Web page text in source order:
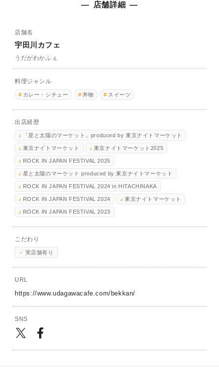
店舗詳細
店舗名
宇田川カフェ
うだがわかふぇ
料理ジャンル
カレー・シチュー 丼物 スイーツ
出店経歴
「星と太陽のマーケット」produced by 東京ナイトマーケット
東京ナイトマーケット 東京ナイトマーケット2025
ROCK IN JAPAN FESTIVAL 2025
星と太陽のマーケット produced by 東京ナイトマーケット
ROCK IN JAPAN FESTIVAL 2024 in HITACHINAKA
ROCK IN JAPAN FESTIVAL 2024 東京ナイトマーケット
ROCK IN JAPAN FESTIVAL 2023
こだわり
実店舗有り
URL
https://www.udagawacafe.com/bekkan/
SNS